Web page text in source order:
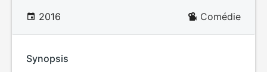
2016 Comédie
Synopsis